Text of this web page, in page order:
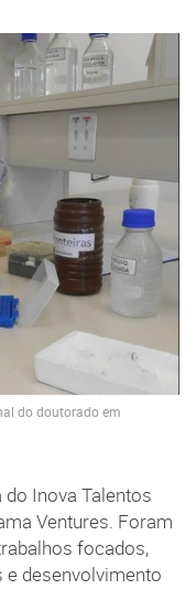
do doutorado em
do Inova Talentos
Ventures. Foram
focados,
e desenvolvimento